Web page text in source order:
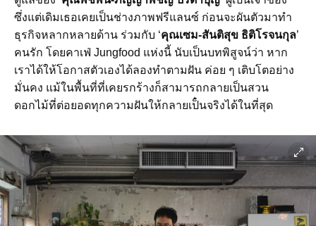
ซึ่งแต่เดิมเธอเคยเป็นช่างภาพฟรีแลนซ์ ก่อนจะผันตัวมาทำ
ธุรกิจหลากหลายด้าน ร่วมกับ ‘คุณเซม-สันติสุข ธิติโรจนกุล’
คนรัก โดยคาเฟ่ Jungfood แห่งนี้ นับเป็นบทพิสูจน์ว่า หาก
เราได้ให้โอกาสตัวเองได้ลองทำตามฝัน ค่อย ๆ เติบโตอย่าง
มั่นคง แม้ในพื้นที่ที่เคยรกร้างก็สามารถกลายเป็นสวน
ดอกไม้ที่ต่อยอดทุกความฝันให้กลายเป็๋นจริงได้ในที่สุด